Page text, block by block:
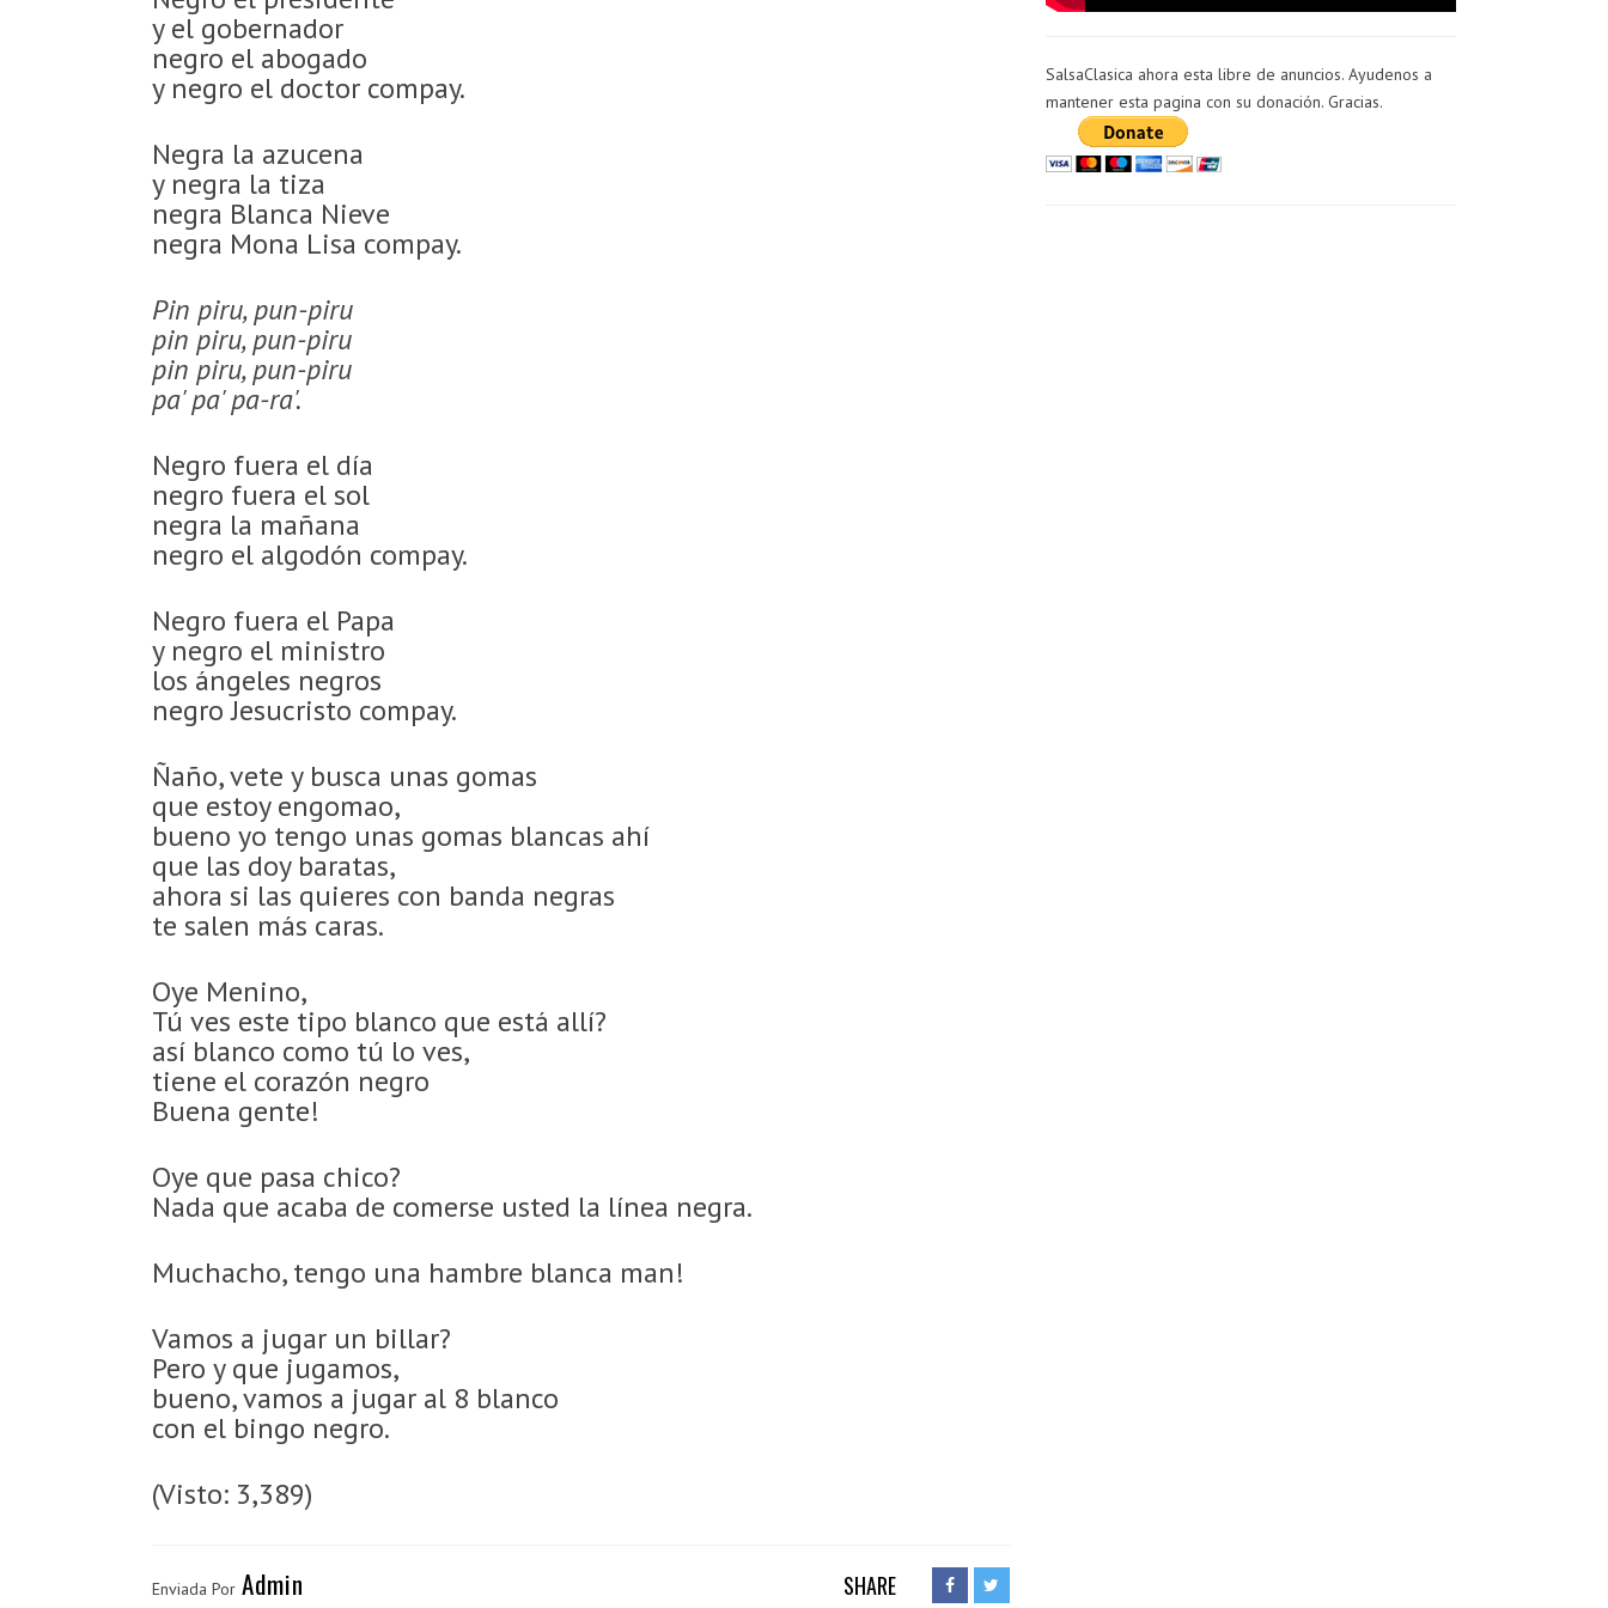
y el gobernador
negro el abogado
y negro el doctor compay.
Negra la azucena
y negra la tiza
negra Blanca Nieve
negra Mona Lisa compay.
Pin piru, pun-piru
pin piru, pun-piru
pin piru, pun-piru
pa' pa' pa-ra'.
Negro fuera el día
negro fuera el sol
negra la mañana
negro el algodón compay.
Negro fuera el Papa
y negro el ministro
los ángeles negros
negro Jesucristo compay.
Ñaño, vete y busca unas gomas
que estoy engomao,
bueno yo tengo unas gomas blancas ahí
que las doy baratas,
ahora si las quieres con banda negras
te salen más caras.
Oye Menino,
Tú ves este tipo blanco que está allí?
así blanco como tú lo ves,
tiene el corazón negro
Buena gente!
Oye que pasa chico?
Nada que acaba de comerse usted la línea negra.
Muchacho, tengo una hambre blanca man!
Vamos a jugar un billar?
Pero y que jugamos,
bueno, vamos a jugar al 8 blanco
con el bingo negro.
(Visto: 3,389)
Enviada Por Admin SHARE
SalsaClasica ahora esta libre de anuncios. Ayudenos a
mantener esta pagina con su donación. Gracias.